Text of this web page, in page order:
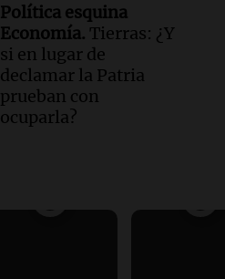
Política esquina
Economía. Tierras: ¿Y
si en lugar de
declamar la Patria
prueban con
ocuparla?